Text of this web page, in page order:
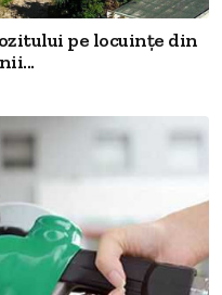
pe locuințe din